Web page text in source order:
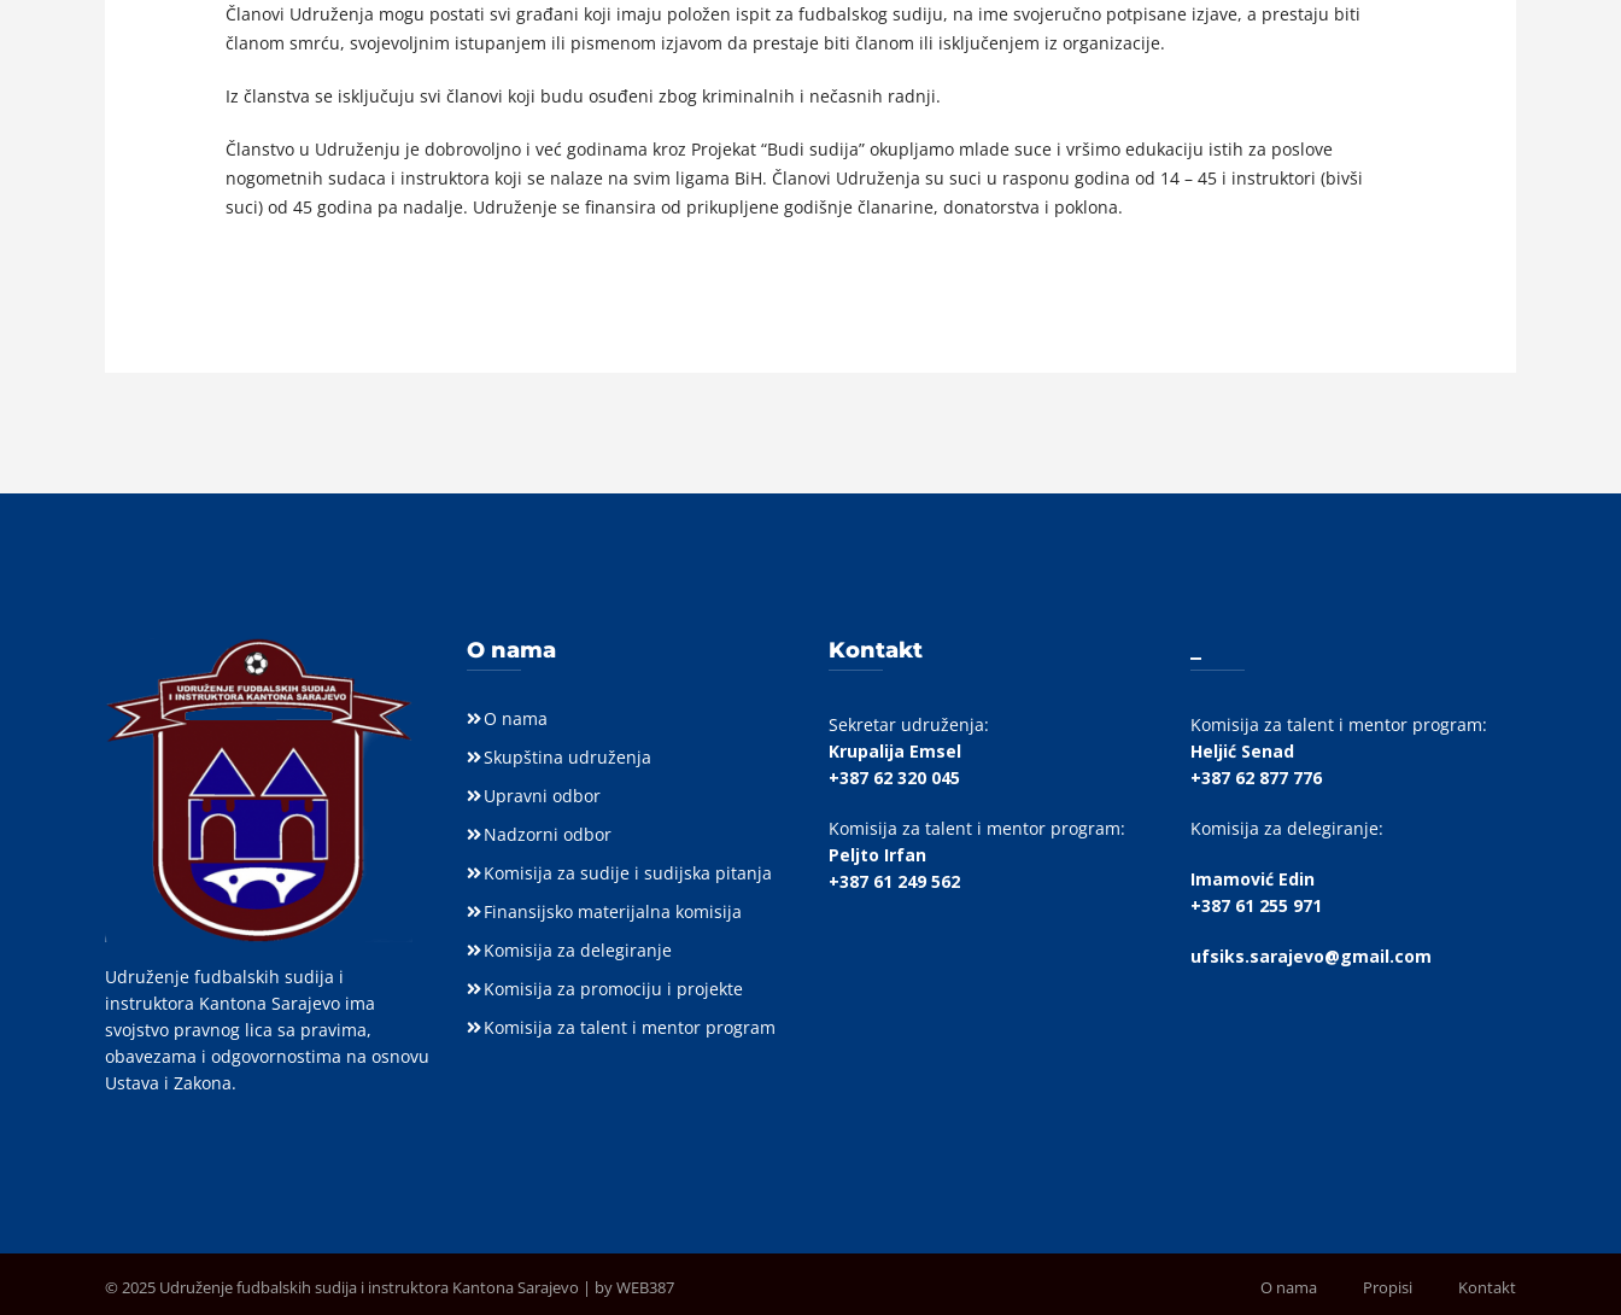
Članovi Udruženja mogu postati svi građani koji imaju položen ispit za fudbalskog sudiju, na ime svojeručno potpisane izjave, a prestaju biti
članom smrću, svojevoljnim istupanjem ili pismenom izjavom da prestaje biti članom ili isključenjem iz organizacije.
Iz članstva se isključuju svi članovi koji budu osuđeni zbog kriminalnih i nečasnih radnji.
Članstvo u Udruženju je dobrovoljno i već godinama kroz Projekat “Budi sudija” okupljamo mlade suce i vršimo edukaciju istih za poslove
nogometnih sudaca i instruktora koji se nalaze na svim ligama BiH. Članovi Udruženja su suci u rasponu godina od 14 – 45 i instruktori (bivši
suci) od 45 godina pa nadalje. Udruženje se finansira od prikupljene godišnje članarine, donatorstva i poklona.
Udruženje fudbalskih sudija i
instruktora Kantona Sarajevo ima
svojstvo pravnog lica sa pravima,
obavezama i odgovornostima na osnovu
Ustava i Zakona.
O nama
O nama
Skupština udruženja
Upravni odbor
Nadzorni odbor
Komisija za sudije i sudijska pitanja
Finansijsko materijalna komisija
Komisija za delegiranje
Komisija za promociju i projekte
Komisija za talent i mentor program
Kontakt
Sekretar udruženja:
Krupalija Emsel
+387 62 320 045
Komisija za talent i mentor program:
Peljto Irfan
+387 61 249 562
Komisija za talent i mentor program:
Heljić Senad
+387 62 877 776
Komisija za delegiranje:
Imamović Edin
+387 61 255 971
ufsiks.sarajevo@gmail.com
© 2025 Udruženje fudbalskih sudija i instruktora Kantona Sarajevo | by WEB387 O nama Propisi Kontakt